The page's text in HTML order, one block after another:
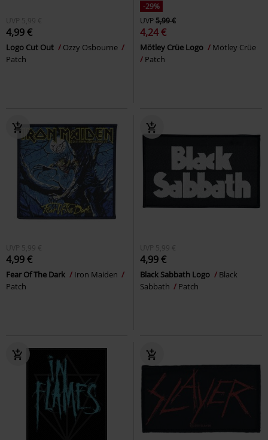
UVP 5,99 €
4,99 €
Logo Cut Out
Ozzy Osbourne
Patch
-29%
UVP5,99 €
4,24 €
Mötley Crüe Logo
Mötley Crüe
Patch
UVP 5,99 €
4,99 €
Fear Of The Dark
Iron Maiden
Patch
UVP 5,99 €
4,99 €
Black Sabbath Logo
Black
Sabbath
Patch